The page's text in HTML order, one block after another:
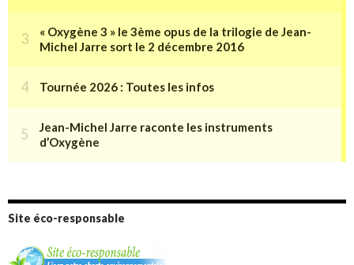
Site éco-responsable